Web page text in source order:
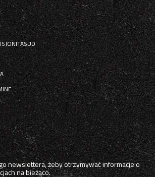
newslettera, żeby otrzymywać informacje o
na bieżąco.